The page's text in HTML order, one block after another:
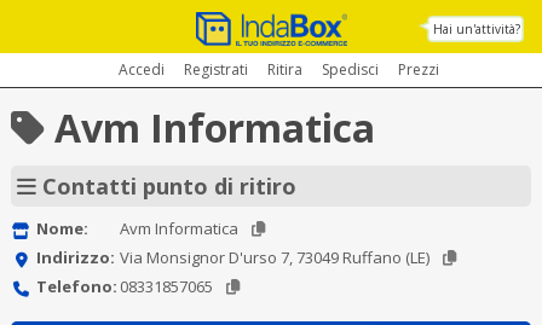
Hai un'attività?
Accedi Registrati Ritira Spedisci Prezzi
Avm Informatica
Contatti punto di ritiro
Nome:
Avm Informatica
Indirizzo: Via Monsignor D'urso 7, 73049 Ruffano (LE)
Telefono: 08331857065